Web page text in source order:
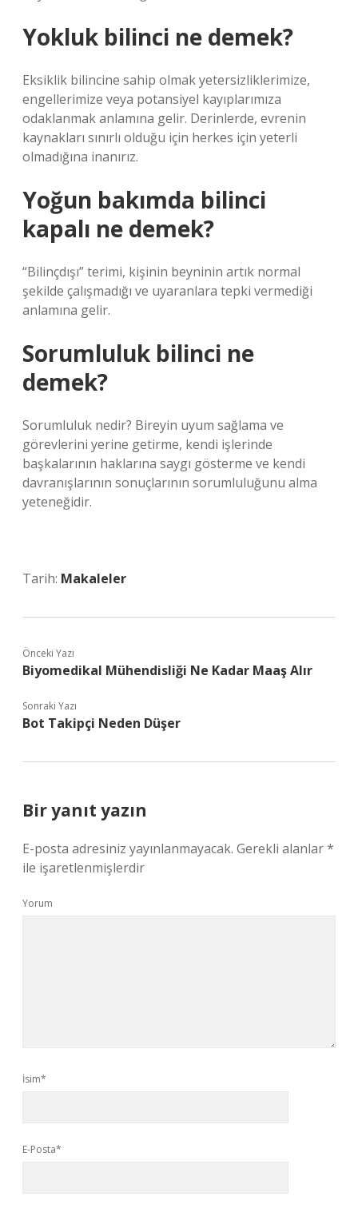
Yokluk bilinci ne demek?
Eksiklik bilincine sahip olmak yetersizliklerimize,
engellerimize veya potansiyel kayıplarımıza
odaklanmak anlamına gelir. Derinlerde, evrenin
kaynakları sınırlı olduğu için herkes için yeterli
olmadığına inanırız.
Yoğun bakımda bilinci
kapalı ne demek?
“Bilinçdışı” terimi, kişinin beyninin artık normal
şekilde çalışmadığı ve uyaranlara tepki vermediği
anlamına gelir.
Sorumluluk bilinci ne
demek?
Sorumluluk nedir? Bireyin uyum sağlama ve
görevlerini yerine getirme, kendi işlerinde
başkalarının haklarına saygı gösterme ve kendi
davranışlarının sonuçlarının sorumluluğunu alma
yeteneğidir.
Tarih: Makaleler
Önceki Yazı
Biyomedikal Mühendisliği Ne Kadar Maaş Alır
Sonraki Yazı
Bot Takipçi Neden Düşer
Bir yanıt yazın
E-posta adresiniz yayınlanmayacak. Gerekli alanlar*
ile işaretlenmişlerdir
Yorum
İsim*
E-Posta*